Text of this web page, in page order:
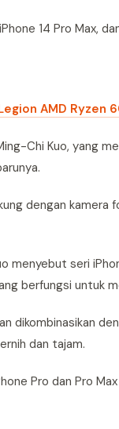
14 Pro Max,
AMD Ryzen
Chi Kuo, yang
dengan
menyebut seri
berfungsi untuk
dikombinasikan
dan tajam.
Pro dan Pro